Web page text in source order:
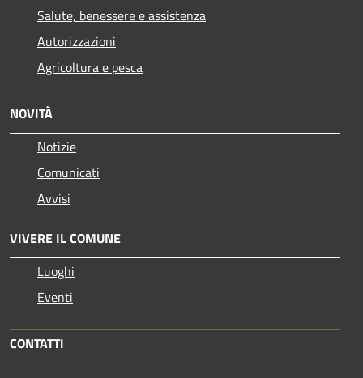
Salute, benessere e assistenza
Autorizzazioni
Agricoltura e pesca
NOVITÀ
Notizie
Comunicati
Avvisi
VIVERE IL COMUNE
Luoghi
Eventi
CONTATTI